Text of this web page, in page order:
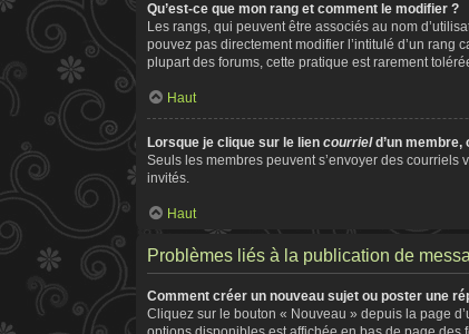
Qu’est-ce que mon rang et comment le modifier ?
Les rangs, qui peuvent être associés au nom
pouvez pas directement modifier l’intitulé d’un rang
plupart des forums, cette pratique est rarement
Haut
Lorsque je clique sur le lien courrield’un membre,
Seuls les membres peuvent s’envoyer des
invités.
Haut
Problèmes liés à la publication de
Comment créer un nouveau sujet ou poster une
Cliquez sur le bouton « Nouveau » depuis la page